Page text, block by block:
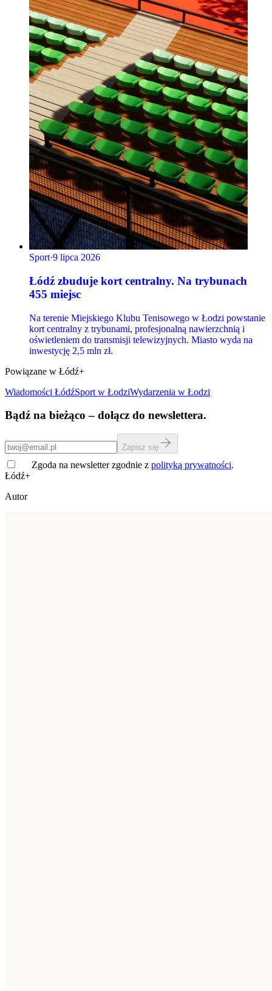
Sport·9 lipca 2026
Łódź zbuduje kort centralny. Na trybunach
455 miejsc
Na terenie Miejskiego Klubu Tenisowego w Łodzi powstanie
kort centralny z trybunami, profesjonalną nawierzchnią i
oświetleniem do transmisji telewizyjnych. Miasto wyda na
inwestycję 2,5 mln zł.
Powiązane w Łódź+
Wiadomości ŁódźSport w ŁodziWydarzenia w Łodzi
Bądź na bieżąco – dołącz do newslettera.
Zapisz się
Zgoda na newsletter zgodnie z polityką prywatności.
Łódź+
Autor